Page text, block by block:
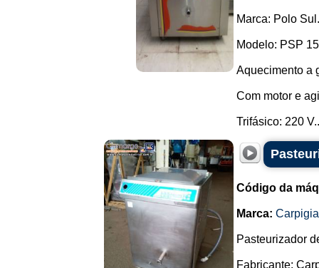
Marca: Polo Sul.
Modelo: PSP
Aquecimento a
Com motor e
Trifásico: 220
Código da
Marca:
Pasteurizador
Fabricante: